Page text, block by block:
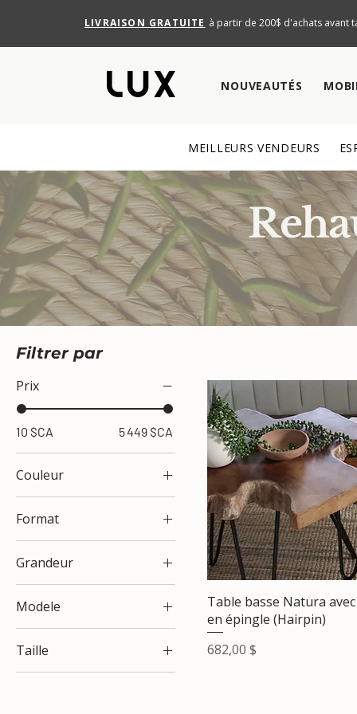
LIVRAISON GRATUITE à partir de 200$ d'achats avant
NOUVEAUTÉS
MEILLEURS VENDEURS
Filtrer par
Prix
10 $CA 5 449 $CA
Couleur
Format
68 pouces
91 pouces
Grand
King / Rangement
Grandeur
Nova 16''
Nova 18''
Table à café
Modele
Ovale
Ronde
Taille
L
Table basse Natura
en épingle (Hairpin)
Prix
682,00 $